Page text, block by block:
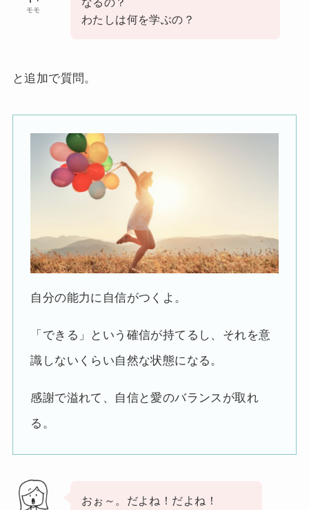
モモ
わたしは何を学ぶの？
と追加で質問。
自分の能力に自信がつくよ。
「できる」という確信が持てるし、それを意
識しないくらい自然な状態になる。
感謝で溢れて、自信と愛のバランスが取れ
る。
おぉ～。だよね！だよね！